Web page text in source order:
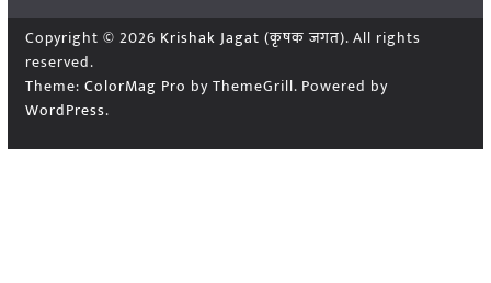
Copyright © 2026 Krishak Jagat (कृषक जगत). All rights
reserved.
Theme: ColorMag Pro by ThemeGrill. Powered by
WordPress.